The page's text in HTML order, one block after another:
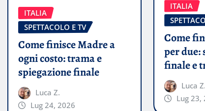
ITALIA
SPETTACOLO E TV
Come finisce Madre a
ogni costo: trama e
spiegazione finale
Luca Z.
Lug 24, 2026
ITALIA
Come
per due:
finale e
Luca Z.
Lug 23,